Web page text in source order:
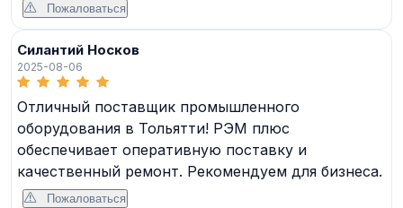
Пожаловаться
Силантий Носков
2025-08-06
Отличный поставщик промышленного
оборудования в Тольятти! РЭМ плюс
обеспечивает оперативную поставку и
качественный ремонт. Рекомендуем для бизнеса.
Пожаловаться